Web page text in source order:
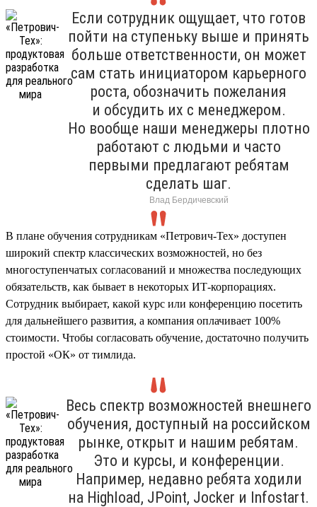
Если сотрудник ощущает, что готов
пойти на ступеньку выше и принять
больше ответственности, он может
сам стать инициатором карьерного
роста, обозначить пожелания
и обсудить их с менеджером.
Но вообще наши менеджеры плотно
работают с людьми и часто
первыми предлагают ребятам
сделать шаг.
Влад Бердичевский
В плане обучения сотрудникам «Петрович-Тех» доступен
широкий спектр классических возможностей, но без
многоступенчатых согласований и множества последующих
обязательств, как бывает в некоторых ИТ-корпорациях.
Сотрудник выбирает, какой курс или конференцию посетить
для дальнейшего развития, а компания оплачивает 100%
стоимости. Чтобы согласовать обучение, достаточно получить
простой «ОК» от тимлида.
Весь спектр возможностей внешнего
обучения, доступный на российском
рынке, открыт и нашим ребятам.
Это и курсы, и конференции.
Например, недавно ребята ходили
на Highload, JPoint, Jocker и Infostart.